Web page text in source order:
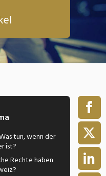
tun, wenn der
ist?
Rechte haben